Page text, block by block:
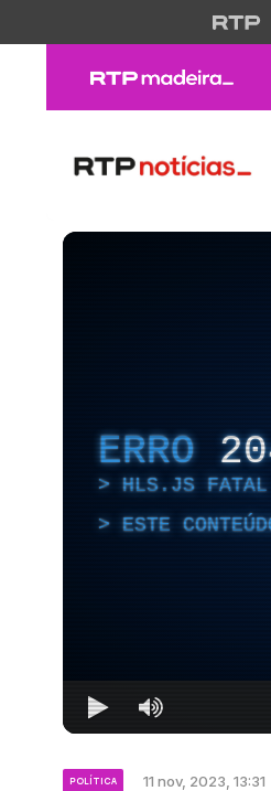
ERRO
HLS.JS FATAL
ESTE
POLÍTICA 11 nov, 2023, 13:31